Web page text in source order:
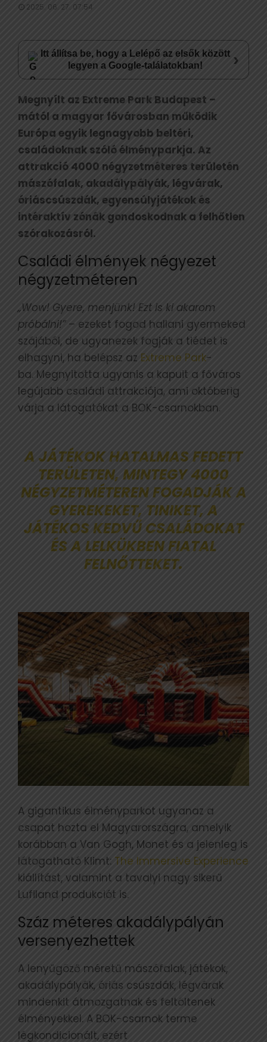
2025. 06. 27. 07:54
Itt állítsa be, hogy a Lelépő az elsők között
legyen a Google-találatokban!
›
Megnyílt az Extreme Park Budapest –
mától a magyar fővárosban működik
Európa egyik legnagyobb beltéri,
családoknak szóló élményparkja. Az
attrakció 4000 négyzetméteres területén
mászófalak, akadálypályák, légvárak,
óriáscsúszdák, egyensúlyjátékok és
intéraktív zónák gondoskodnak a felhőtlen
szórakozásról.
Családi élmények négyezet
négyzetméteren
„Wow! Gyere, menjünk! Ezt is ki akarom
próbálni!”– ezeket fogod hallani gyermeked
szájából, de ugyanezek fogják a tiédet is
elhagyni, ha belépsz az Extreme Park-
ba. Megnyitotta ugyanis a kapuit a főváros
legújabb családi attrakciója, ami októberig
várja a látogatókat a BOK-csarnokban.
A JÁTÉKOK HATALMAS FEDETT
TERÜLETEN, MINTEGY 4000
NÉGYZETMÉTEREN FOGADJÁK A
GYEREKEKET, TINIKET, A
JÁTÉKOS KEDVŰ CSALÁDOKAT
ÉS A LELKÜKBEN FIATAL
FELNŐTTEKET.
A gigantikus élményparkot ugyanaz a
csapat hozta el Magyarországra, amelyik
korábban a Van Gogh, Monet és a jelenleg is
látogatható Klimt: The Immersive Experience
kiállítást, valamint a tavalyi nagy sikerű
Lufiland produkciót is.
Száz méteres akadálypályán
versenyezhettek
A lenyűgöző méretű mászófalak, játékok,
akadálypályák, óriás csúszdák, légvárak
mindenkit átmozgatnak és feltöltenek
élményekkel. A BOK-csarnok terme
légkondicionált, ezért